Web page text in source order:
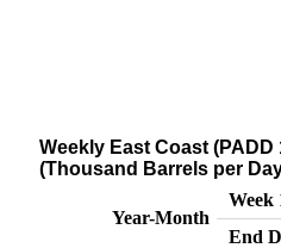
Weekly East Coast
(Thousand Barrels per
Year-Month
Week
End